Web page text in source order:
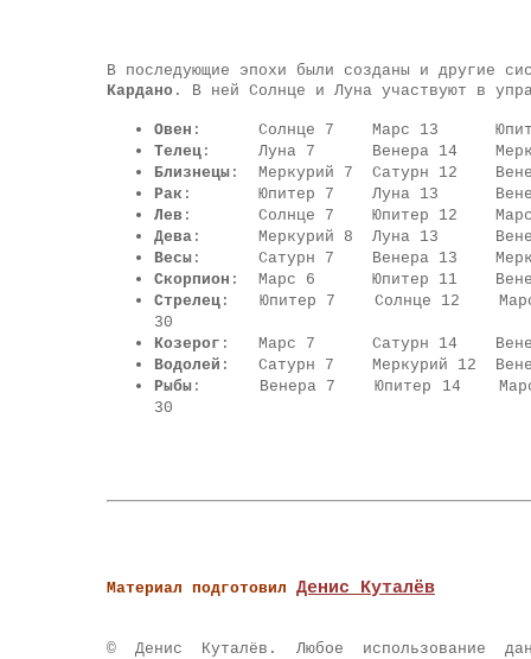
В последующие эпохи были созданы и другие
Кардано . В ней Солнце и Луна участвуют в
Овен : Солнце 7 Марс 13 Юпитер
Телец : Луна 7 Венера 14
Близнецы : Меркурий 7 Сатурн 12
Рак : Юпитер 7 Луна 13 Венера
Лев : Солнце 7 Юпитер 12 Марс
Дева : Меркурий 8 Луна 13
Весы : Сатурн 7 Венера 13
Скорпион : Марс 6 Юпитер 11
Стрелец : Юпитер 7 Солнце 12
30
Козерог : Марс 7 Сатурн 14
Водолей : Сатурн 7 Меркурий 12
Рыбы : Венера 7 Юпитер 14
30
Материал подготовил Денис Куталёв
© Денис Куталёв. Любое использование